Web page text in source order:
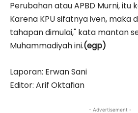
Perubahan atau APBD Murni, itu
Karena KPU sifatnya iven, maka
tahapan dimulai," kata mantan
Muhammadiyah ini.(egp)
Laporan: Erwan Sani
Editor: Arif Oktafian
- Advertisement -